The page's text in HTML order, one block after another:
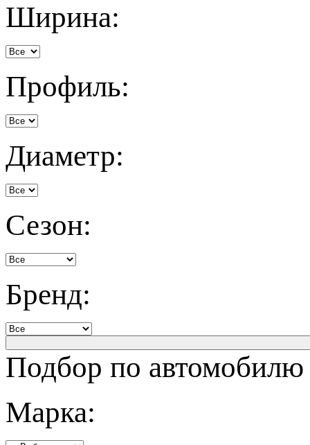
Ширина:
Профиль:
Диаметр:
Сезон:
Бренд:
Подбор по автомобилю
Марка: